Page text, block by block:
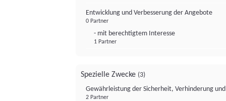
Entwicklung und Verbesserung der Angebote
0 Partner
- mit berechtigtem Interesse
1 Partner
Spezielle Zwecke (3)
Gewährleistung der Sicherheit, Verhinderung
2 Partner